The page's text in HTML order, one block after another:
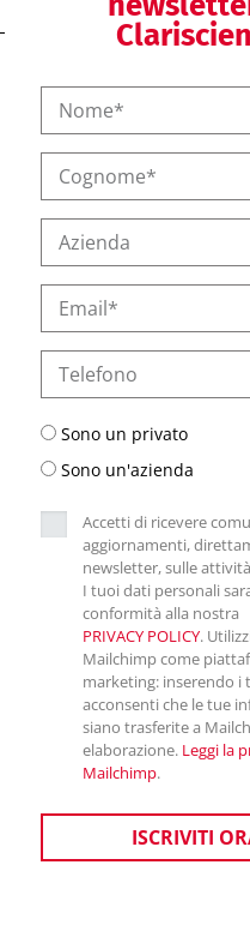
Sono un privato
Sono un'azienda
Accetti di ricevere
aggiornamenti,
newsletter, sulle
I tuoi dati personali
conformità alla nostra
PRIVACY POLICY.
Mailchimp come
marketing: inserendo i
acconsenti che le tue
siano trasferite a
elaborazione. Leggi la
Mailchimp.
ISCRIVITI